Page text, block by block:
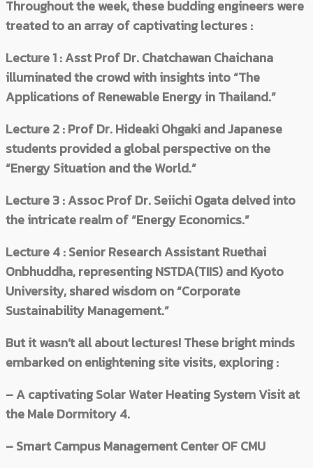
Throughout the week, these budding engineers were
treated to an array of captivating lectures :
Lecture 1 : Asst Prof Dr. Chatchawan Chaichana
illuminated the crowd with insights into “The
Applications of Renewable Energy in Thailand.”
Lecture 2 : Prof Dr. Hideaki Ohgaki and Japanese
students provided a global perspective on the
“Energy Situation and the World.”
Lecture 3 : Assoc Prof Dr. Seiichi Ogata delved into
the intricate realm of “Energy Economics.”
Lecture 4 : Senior Research Assistant Ruethai
Onbhuddha, representing NSTDA(TIIS) and Kyoto
University, shared wisdom on “Corporate
Sustainability Management.”
But it wasn’t all about lectures! These bright minds
embarked on enlightening site visits, exploring :
– A captivating Solar Water Heating System Visit at
the Male Dormitory 4.
– Smart Campus Management Center OF CMU